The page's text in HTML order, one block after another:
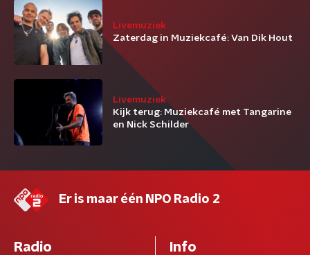
Livemuziek
Zaterdag in Muziekcafé: Van Dik Hout
Livemuziek
Kijk terug: Muziekcafé met Tangarine
en Nick Schilder
Er is maar één NPO Radio 2
Radio Info